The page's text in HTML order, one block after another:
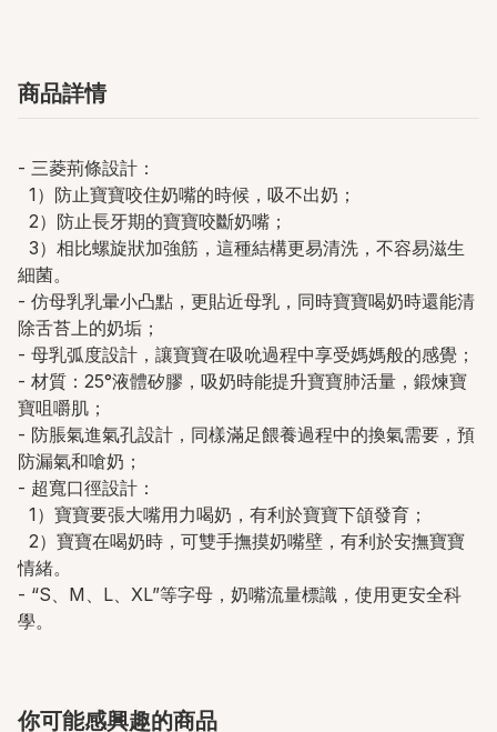
商品詳情
- 三菱荊條設計：
1）防止寶寶咬住奶嘴的時候，吸不出奶；
2）防止長牙期的寶寶咬斷奶嘴；
3）相比螺旋狀加強筋，這種結構更易清洗，不容易滋生
細菌。
- 仿母乳乳暈小凸點，更貼近母乳，同時寶寶喝奶時還能清
除舌苔上的奶垢；
- 母乳弧度設計，讓寶寶在吸吮過程中享受媽媽般的感覺；
- 材質：25°液體矽膠，吸奶時能提升寶寶肺活量，鍛煉寶
寶咀嚼肌；
- 防脹氣進氣孔設計，同樣滿足餵養過程中的換氣需要，預
防漏氣和嗆奶；
- 超寬口徑設計：
1）寶寶要張大嘴用力喝奶，有利於寶寶下頜發育；
2）寶寶在喝奶時，可雙手撫摸奶嘴壁，有利於安撫寶寶
情緒。
- “S、M、L、XL”等字母，奶嘴流量標識，使用更安全科
學。
你可能感興趣的商品